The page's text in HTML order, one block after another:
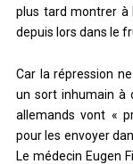
plus tard montrer à
depuis lors dans le
Car la répression
un sort inhumain à
allemands vont «
pour les envoyer
Le médecin Eugen